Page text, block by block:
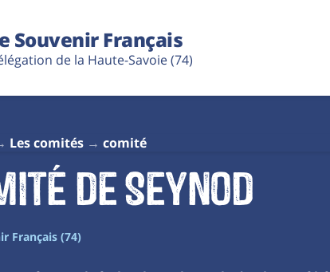
Souvenir Français
de la Haute-Savoie (74)
Les comités comité
de Seynod
Français (74)